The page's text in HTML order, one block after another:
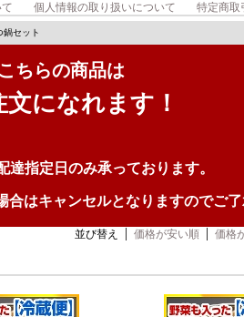
個人情報の取り扱いについて 特定商取
鍋セット
ちらの商品は
になれます！
指定日のみ承っております。
はキャンセルとなりますのでご了
並び替え 価格が安い順 価格